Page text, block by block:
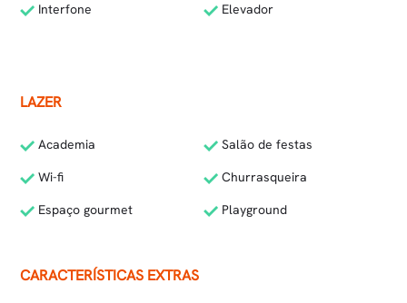
Interfone
Elevador
LAZER
Academia
Salão de festas
Wi-fi
Churrasqueira
Espaço gourmet
Playground
CARACTERÍSTICAS EXTRAS